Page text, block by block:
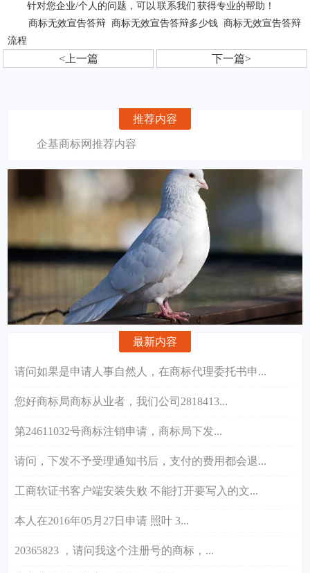
针对您企业/个人的问题，可以 联系我们 获得专业的帮助！
商标无效宣告答辩 商标无效宣告答辩多少钱 商标无效宣告答辩
流程
<上一篇 下一篇>
推荐内容
企基商标网推荐内容
最新内容
请问如果是申请人事自然人，在商标代理委托书申...
您好商标局商标从业者，我们公司2818413...
第24611032号商标注销申请，商标局下发...
请问，下发不予受理通知书后，支付的费用都会退...
工商软证书客户端安装失败 不能打开要写入的文...
本人在2016年05月27日申请 照叶 3...
20365823 ，请问我这个注册号的商标，...